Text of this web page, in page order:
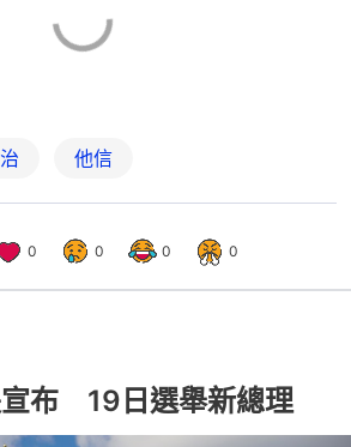
他信
0 0 0 0
布 19日選舉新總理